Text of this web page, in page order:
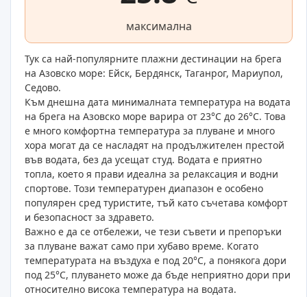
максимална
Тук са най-популярните плажни дестинации на брега
на Азовско море: Ейск, Бердянск, Таганрог, Мариупол,
Седово.
Към днешна дата минималната температура на водата
на брега на Азовско море варира от 23°C до 26°C. Това
е много комфортна температура за плуване и много
хора могат да се насладят на продължителен престой
във водата, без да усещат студ. Водата е приятно
топла, което я прави идеална за релаксация и водни
спортове. Този температурен диапазон е особено
популярен сред туристите, тъй като съчетава комфорт
и безопасност за здравето.
Важно е да се отбележи, че тези съвети и препоръки
за плуване важат само при хубаво време. Когато
температурата на въздуха е под 20°C, а понякога дори
под 25°C, плуването може да бъде неприятно дори при
относително висока температура на водата.